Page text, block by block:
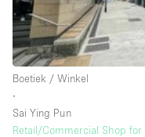
Bar
Begane grond
Beveiligingssysteem
Daglicht
Boetiek / Winkel
∙
Sai Ying Pun
Retail/Commercial Shop for